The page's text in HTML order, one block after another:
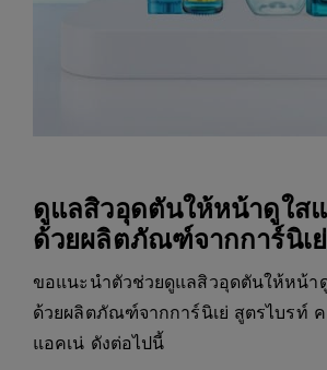
ดูแลสิวอุดตันให้หน้าดูใส
ด้วยผลิตภัณฑ์จากการ์นิเย่
ขอแนะนำตัวช่วยดูแลสิวอุดตันให้หน้า
ด้วยผลิตภัณฑ์จากการ์นิเย่ สูตรไบรท์
แอคเน่ ดังต่อไปนี้